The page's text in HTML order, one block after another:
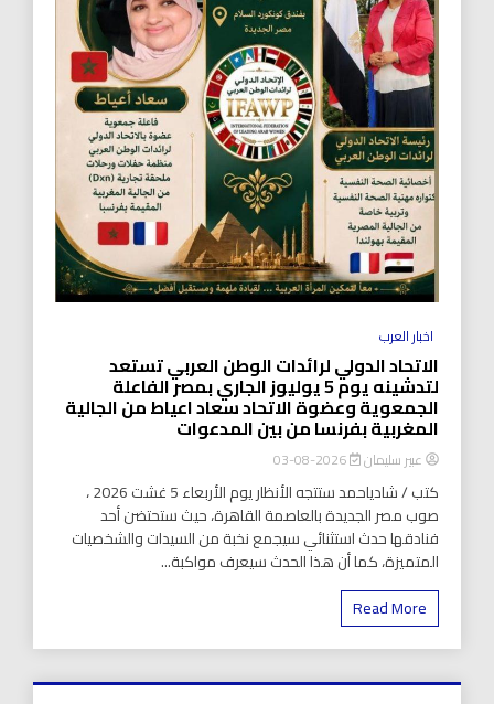
اخبار العرب
الاتحاد الدولي لرائدات الوطن العربي تستعد
لتدشينه يوم 5 يوليوز الجاري بمصر الفاعلة
الجمعوية وعضوة الاتحاد سعاد اعياط من الجالية
المغربية بفرنسا من بين المدعوات
عبير سليمان 2026-08-03
كتب / شادياحمد ستتجه الأنظار يوم الأربعاء 5 غشت 2026 ،
صوب مصر الجديدة بالعاصمة القاهرة، حيث ستحتضن أحد
فنادقها حدث استثنائي سيجمع نخبة من السيدات والشخصيات
المتميزة، كما أن هذا الحدث سيعرف مواكبة...
Read More